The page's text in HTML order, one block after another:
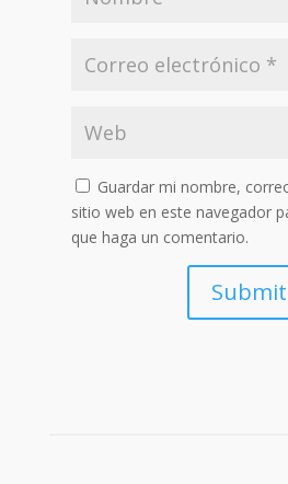
Guardar mi nombre,
sitio web en este navegador
que haga un comentario.